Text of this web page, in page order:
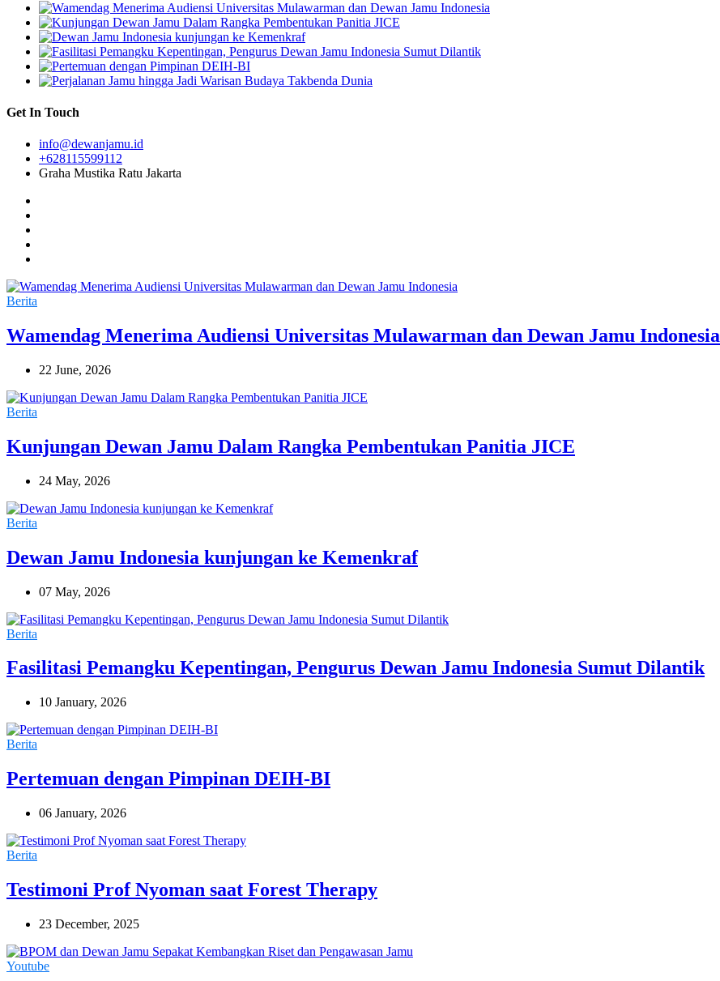
Get In Touch
info@dewanjamu.id
+628115599112
Graha Mustika Ratu Jakarta
Berita
Wamendag Menerima Audiensi Universitas Mulawarman dan Dewan Jamu Indonesia
22 June, 2026
Berita
Kunjungan Dewan Jamu Dalam Rangka Pembentukan Panitia JICE
24 May, 2026
Berita
Dewan Jamu Indonesia kunjungan ke Kemenkraf
07 May, 2026
Berita
Fasilitasi Pemangku Kepentingan, Pengurus Dewan Jamu Indonesia Sumut Dilantik
10 January, 2026
Berita
Pertemuan dengan Pimpinan DEIH-BI
06 January, 2026
Berita
Testimoni Prof Nyoman saat Forest Therapy
23 December, 2025
Youtube